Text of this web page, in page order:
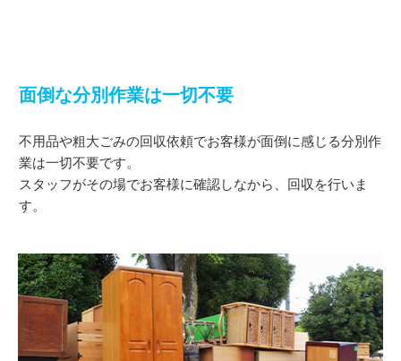
面倒な分別作業は一切不要
不用品や粗大ごみの回収依頼でお客様が面倒に感じる分別作
業は一切不要です。
スタッフがその場でお客様に確認しなから、回収を行いま
す。